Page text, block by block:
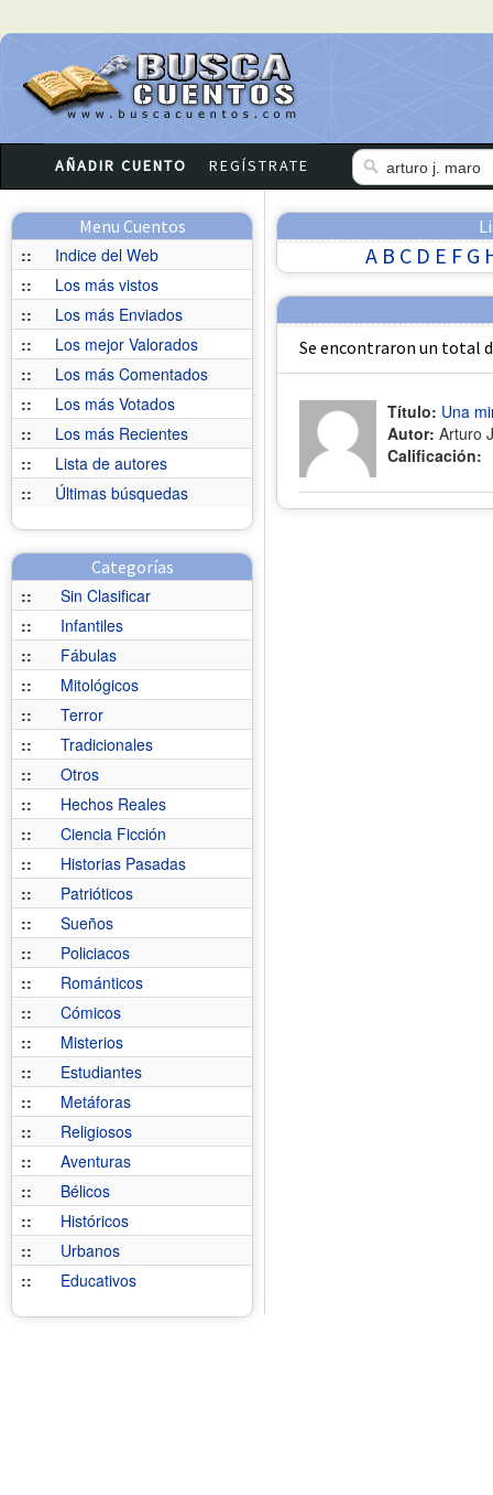
AÑADIR CUENTO REGÍSTRATE
Menu Cuentos
::
Indice del Web
::
Los más vistos
::
Los más Enviados
::
Los mejor Valorados
::
Los más Comentados
::
Los más Votados
::
Los más Recientes
::
Lista de autores
::
Últimas búsquedas
Categorías
::
Sin Clasificar
::
Infantiles
::
Fábulas
::
Mitológicos
::
Terror
::
Tradicionales
::
Otros
::
Hechos Reales
::
Ciencia Ficción
::
Historias Pasadas
::
Patrióticos
::
Sueños
::
Policiacos
::
Románticos
::
Cómicos
::
Misterios
::
Estudiantes
::
Metáforas
::
Religiosos
::
Aventuras
::
Bélicos
::
Históricos
::
Urbanos
::
Educativos
A B C D E F G
Se encontraron un total
Título: Una
Autor: Arturo
Calificación: